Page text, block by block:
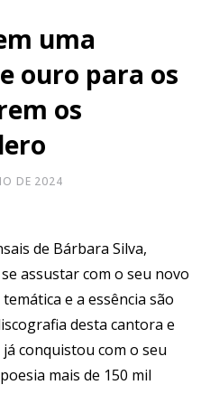
uma
ouro para os
os
DE 2024
de Bárbara Silva,
assustar com o seu novo
e a essência são
desta cantora e
conquistou com o seu
mais de 150 mil